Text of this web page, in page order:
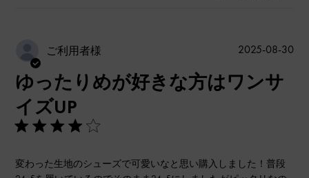
ご利用者様
ゆったりめが好きな方はワンサ
イズUP
変わった生地のシューズで可愛いなと思い購入しました！普段
公
2025-08-30